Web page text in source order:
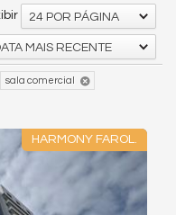
24 POR PÁGINA
MAIS RECENTE
sala comercial
HARMONY FAROL.